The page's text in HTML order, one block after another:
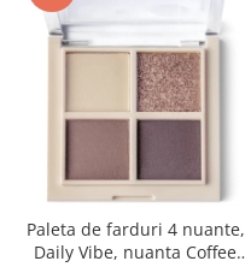
Paleta de farduri 4 nuante,
Daily Vibe, nuanta Coffee